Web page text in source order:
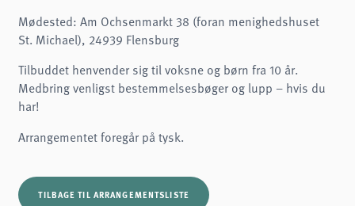
Mødested: Am Ochsenmarkt 38 (foran menighedshuset
St. Michael), 24939 Flensburg
Tilbuddet henvender sig til voksne og børn fra 10 år.
Medbring venligst bestemmelsesbøger og lupp – hvis du
har!
Arrangementet foregår på tysk.
TILBAGE TIL ARRANGEMENTSLISTE
Frontend User
Provider:
naturwissenschaftliches-museum.de